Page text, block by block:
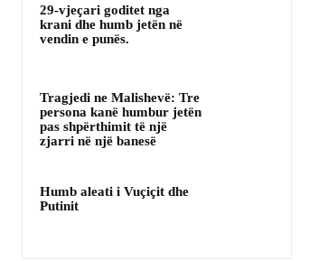
29-vjeçari goditet nga
krani dhe humb jetën në
vendin e punës.
Tragjedi ne Malishevë: Tre
persona kanë humbur jetën
pas shpërthimit të një
zjarri në një banesë
Humb aleati i Vuçiçit dhe
Putinit